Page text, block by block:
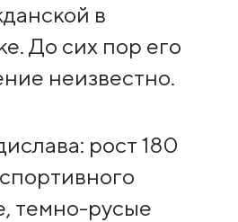
в
До сих пор его
неизвестно.
рост 180
темно-русые